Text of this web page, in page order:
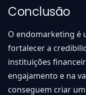
Conclusão
O endomarketing é
fortalecer a
instituições
engajamento e na
conseguem criar